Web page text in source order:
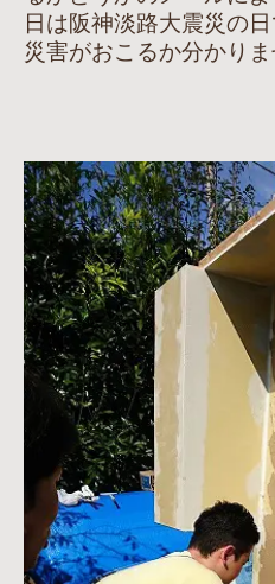
日は阪神淡路大震災の
災害がおこるか分かり